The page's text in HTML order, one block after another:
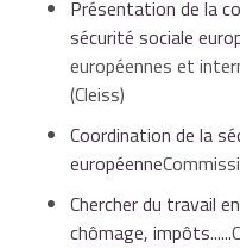
de ce délai par Pôle
Pour percevoir les
nouveau pays de
avant votre départ
Présentation de la
sécurité sociale
européennes et
(Cleiss)
Coordination de la
européenne
Chercher du travail
chômage, impôts......